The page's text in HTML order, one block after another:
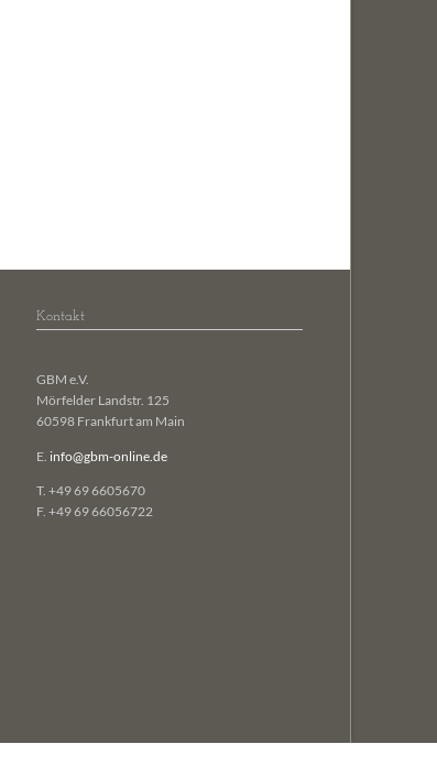
Kontakt
GBM e.V.
Mörfelder Landstr. 125
60598 Frankfurt am Main
E. info@gbm-online.de
T. +49 69 6605670
F. +49 69 66056722